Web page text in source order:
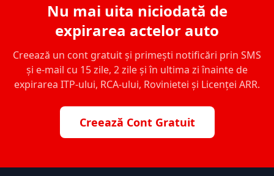
Nu mai uita niciodată de
expirarea actelor auto
Creează un cont gratuit și primești notificări prin SMS
și e-mail cu 15 zile, 2 zile și în ultima zi înainte de
expirarea ITP-ului, RCA-ului, Rovinietei și Licenței ARR.
Creează Cont Gratuit